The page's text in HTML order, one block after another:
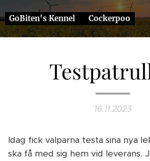
GoBiten's Kennel ❤️ Cockerpoo
16.11.2023
Idag fick valparna testa sina nya
ska få med sig hem vid leverans.